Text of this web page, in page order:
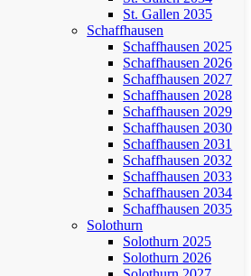
St. Gallen 2035
Schaffhausen
Schaffhausen 2025
Schaffhausen 2026
Schaffhausen 2027
Schaffhausen 2028
Schaffhausen 2029
Schaffhausen 2030
Schaffhausen 2031
Schaffhausen 2032
Schaffhausen 2033
Schaffhausen 2034
Schaffhausen 2035
Solothurn
Solothurn 2025
Solothurn 2026